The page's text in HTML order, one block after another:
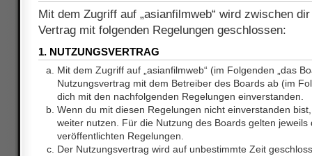
Mit dem Zugriff auf „asianfilmweb“ wird zwischen
Vertrag mit folgenden Regelungen geschlossen:
1. NUTZUNGSVERTRAG
Mit dem Zugriff auf „asianfilmweb“ (im Folgenden „das
Nutzungsvertrag mit dem Betreiber des Boards ab (im
dich mit den nachfolgenden Regelungen einverstanden.
Wenn du mit diesen Regelungen nicht einverstanden
weiter nutzen. Für die Nutzung des Boards gelten jeweils
veröffentlichten Regelungen.
Der Nutzungsvertrag wird auf unbestimmte Zeit